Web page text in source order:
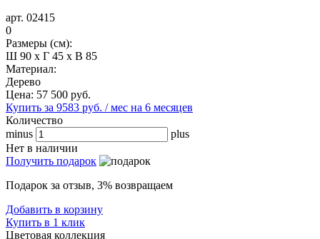
арт. 02415
0
Размеры (см):
Ш 90 x Г 45 x В 85
Материал:
Дерево
Цена: 57 500 руб.
Купить за 9583 руб. / мес на 6 месяцев
Количество
minus
plus
Нет в наличии
Получить подарок
Подарок за отзыв, 3% возвращаем
Добавить в корзину
Купить в 1 клик
Цветовая коллекция